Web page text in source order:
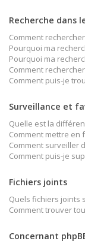
Recherche dans
Comment
Pourquoi ma
Pourquoi ma
Comment
Comment puis-je
Surveillance et
Quelle est la
Comment mettre en
Comment surveiller
Comment puis-je
Fichiers joints
Quels fichiers joints
Comment trouver
Concernant